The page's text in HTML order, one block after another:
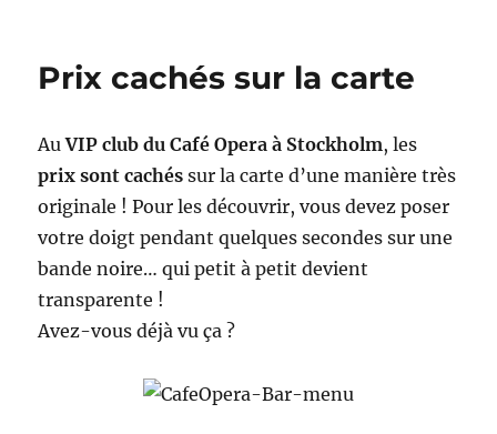
bar
Prix cachés sur la carte
AuVIP club du Café Opera à Stockholm, les
prix sont cachés sur la carte d’une manière très
originale ! Pour les découvrir, vous devez poser
votre doigt pendant quelques secondes sur une
bande noire… qui petit à petit devient
transparente !
Avez-vous déjà vu ça ?